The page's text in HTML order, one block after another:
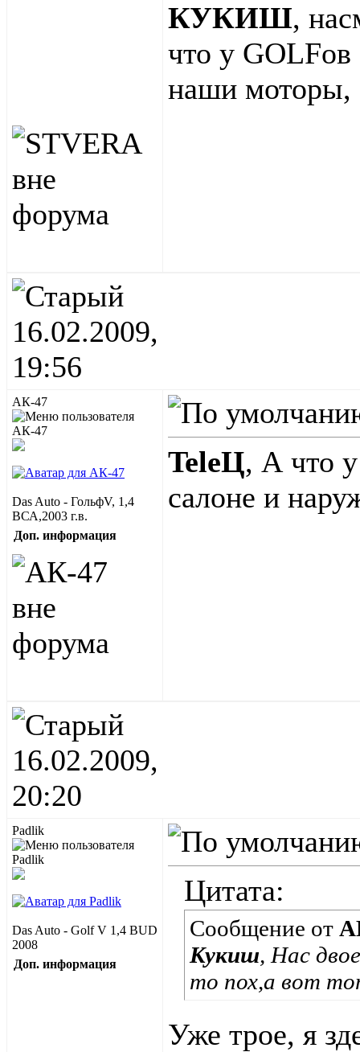
КУКИШ,
что у GOLFов
наши моторы,
16.02.2009,
19:56
АК-47
Das Auto - ГольфV, 1,4
ВСА,2003 г.в.
Доп. информация
TeleЦ, А что
салоне и
16.02.2009,
20:20
Padlik
Das Auto - Golf V 1,4 BUD
2008
Доп. информация
Цитата:
Сообщение от
Кукиш, Нас
то пох,а вот
Уже трое, я